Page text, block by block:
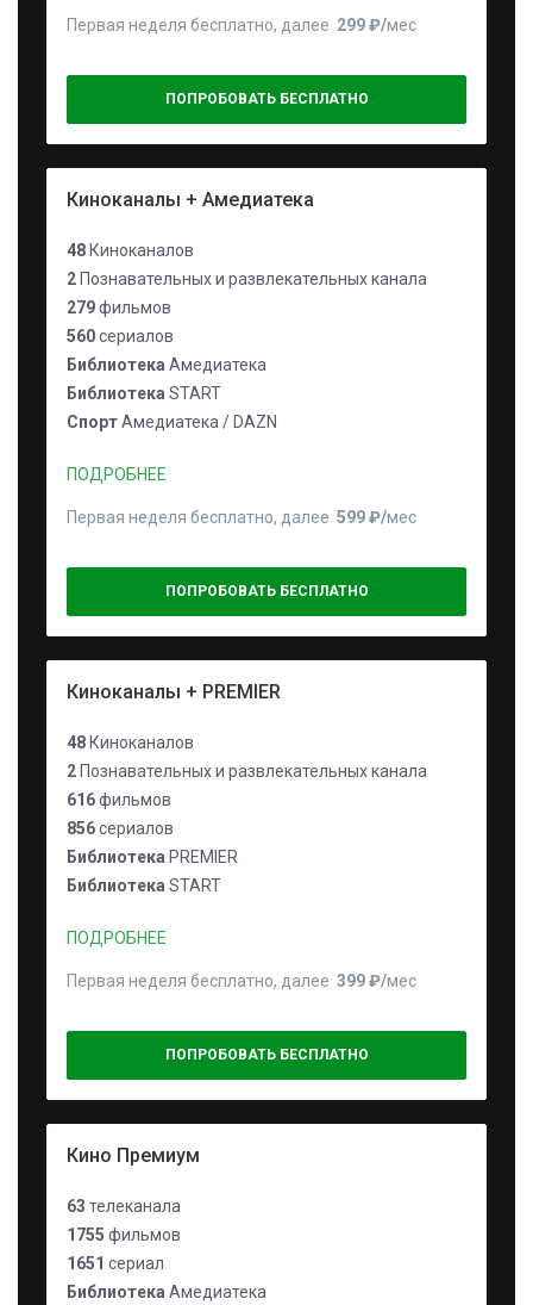
Первая неделя бесплатно, далее 299 ₽⁠/⁠мес
ПОПРОБОВАТЬ БЕСПЛАТНО
Киноканалы + Амедиатека
48 Киноканалов
2 Познавательных и развлекательных канала
279фильмов
560сериалов
Библиотека Амедиатека
Библиотека START
СпортАмедиатека / DAZN
ПОДРОБНЕЕ
Первая неделя бесплатно, далее 599 ₽⁠/⁠мес
ПОПРОБОВАТЬ БЕСПЛАТНО
Киноканалы + PREMIER
48 Киноканалов
2 Познавательных и развлекательных канала
616фильмов
856сериалов
Библиотека PREMIER
Библиотека START
ПОДРОБНЕЕ
Первая неделя бесплатно, далее 399 ₽⁠/⁠мес
ПОПРОБОВАТЬ БЕСПЛАТНО
Кино Премиум
63 телеканала
1755 фильмов
1651 сериал
Библиотека Амедиатека